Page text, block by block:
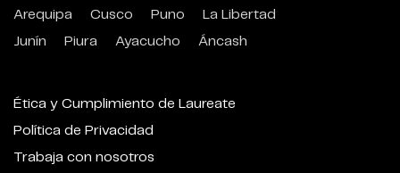
Arequipa Cusco Puno
La Libertad
Junín
Piura Ayacucho Áncash
Ética y Cumplimiento de Laureate
Política de Privacidad
Trabaja con nosotros